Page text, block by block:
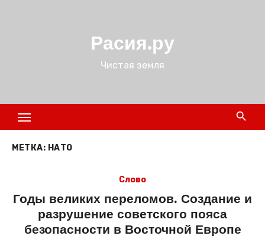
Расия.ру
Чистая земля
МЕТКА: НАТО
Слово
Годы великих переломов. Создание и
разрушение советского пояса
безопасности в Восточной Европе